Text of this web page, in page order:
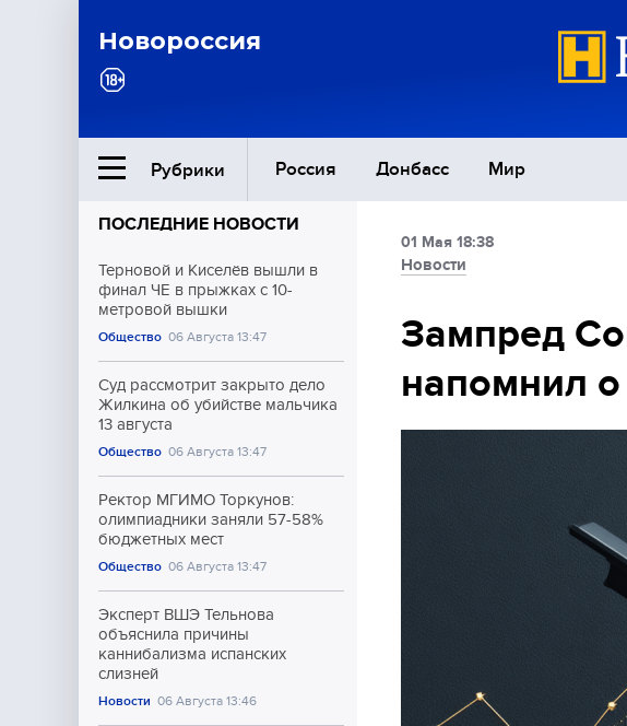
Новороссия
Рубрики Россия Донбасс Мир
Ближний Восток
Общество
Культура
Спорт
ПОСЛЕДНИЕ НОВОСТИ
Терновой и Киселёв вышли в
финал ЧЕ в прыжках с 10-
метровой вышки
Общество 06 Августа 13:47
Суд рассмотрит закрыто дело
Жилкина об убийстве мальчика
13 августа
Общество 06 Августа 13:47
Ректор МГИМО Торкунов:
олимпиадники заняли 57-58%
бюджетных мест
Общество 06 Августа 13:47
Эксперт ВШЭ Тельнова
объяснила причины
каннибализма испанских
слизней
Новости 06 Августа 13:46
01 Мая 18:38
Новости
Зампред
напомнил